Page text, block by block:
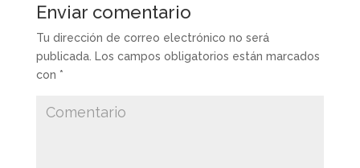
Enviar comentario
Tu dirección de correo electrónico no será
publicada. Los campos obligatorios están marcados
con *